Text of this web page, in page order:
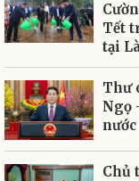
Tết
tại
Thư
Ngọ
Chủ